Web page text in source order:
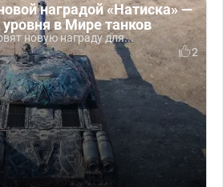
наградой «Натиска» —
в Мире танков
новую награду для...
2